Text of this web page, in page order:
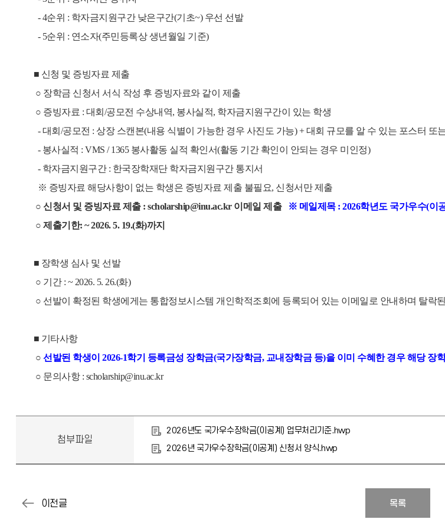
- 4순위 : 학자금지원구간 낮은구간(기초~) 우선 선발
- 5순위 : 연소자(주민등록상 생년월일 기준)
■ 신청 및 증빙자료 제출
○ 장학금 신청서 서식 작성 후 증빙자료와 같이 제출
○ 증빙자료 : 대회/공모전 수상내역, 봉사실적, 학자금지원구간이 있는 학생
- 대회/공모전 : 상장 스캔본(내용 식별이 가능한 경우 사진도 가능) + 대회 규모를 알 수 있는 포스터 또
- 봉사실적 : VMS / 1365 봉사활동 실적 확인서(활동 기간 확인이 안되는 경우 미인정)
- 학자금지원구간 : 한국장학재단 학자금지원구간 통지서
※ 증빙자료 해당사항이 없는 학생은 증빙자료 제출 불필요, 신청서만 제출
○신청서 및 증빙자료 제출 : scholarship@inu.ac.kr 이메일 제출
※ 메일제목 : 2026학년도 국가우수(이
○제출기한: ~ 2026. 5. 19.(화)까지
■ 장학생 심사 및 선발
○ 기간 : ~ 2026. 5. 26.(화)
○ 선발이 확정된 학생에게는 통합정보시스템 개인학적조회에 등록되어 있는 이메일로 안내하며 탈락
■ 기타사항
○선발된 학생이 2026-1학기 등록금성 장학금(국가장학금, 교내장학금 등)을 이미 수혜한 경우 해당 장
○ 문의사항 : scholarship@inu.ac.kr
첨부파일
2026년도 국가우수장학금(이공계) 업무처리기준.hwp
2026년 국가우수장학금(이공계) 신청서 양식.hwp
목록